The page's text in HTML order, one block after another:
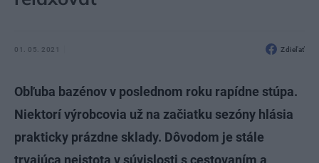
01. 05. 2021 Zdieľať
Obľuba bazénov v poslednom roku rapídne stúpa.
Niektorí výrobcovia už na začiatku sezóny hlásia
prakticky prázdne sklady. Dôvodom je stále
trvajúca neistota v súvislosti s cestovaním a